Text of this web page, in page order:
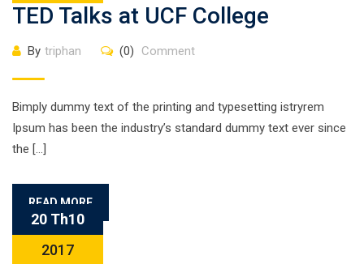
TED Talks at UCF College
By triphan (0) Comment
Bimply dummy text of the printing and typesetting istryrem
Ipsum has been the industry’s standard dummy text ever since
the […]
READ MORE
20 Th10
2017